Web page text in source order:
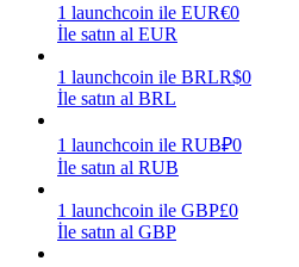
Günlük rekabetçi ödüller kazanın
1 launchcoin ile EUR€0
İle satın al EUR
1 launchcoin ile BRLR$0
İle satın al BRL
1 launchcoin ile RUB₽0
İle satın al RUB
1 launchcoin ile GBP£0
İle satın al GBP